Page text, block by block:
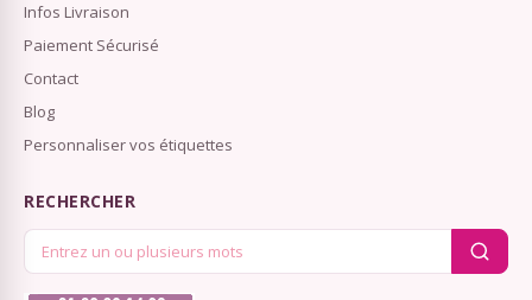
Infos Livraison
Paiement Sécurisé
Contact
Blog
Personnaliser vos étiquettes
RECHERCHER